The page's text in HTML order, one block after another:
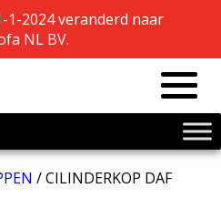
1-2024 veranderd naar
NL BV.
1-2024 veranderd naar
NL BV.
/ CILINDERKOP DAF